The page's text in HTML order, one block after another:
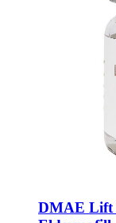
DMAE Lift